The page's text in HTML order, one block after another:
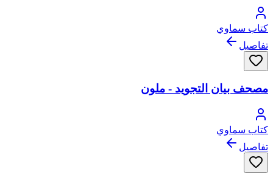
كتاب سماوي
تفاصيل
مصحف بيان التجويد - ملون
كتاب سماوي
تفاصيل